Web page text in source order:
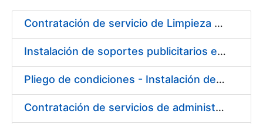
Erakutsi/Ezkutatu
Contratación de servicio de Limpieza en la Fábrica Nacional de Moneda y Timbre-Real Casa de la Moneda
Instalación de soportes publicitarios en solar de la FNMT-RCM
Pliego de condiciones - Instalación de soportes publicitarios en solar de la FNMT-RCM
Contratación de servicios de administración, soporte, mantenimiento y help desk, de los sistemas SAP implantados en la FNMT-RCM